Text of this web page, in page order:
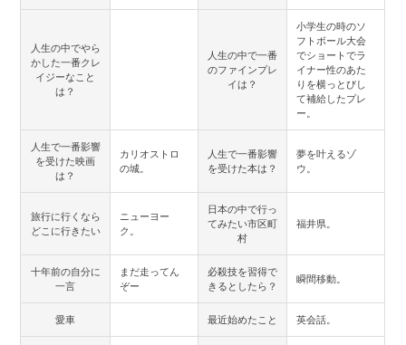
人生の中でやら
かした一番クレ
イジーなこと
は？
人生の中で一番
のファインプレ
イは？
小学生の時のソ
フトボール大会
でショートでラ
イナー性のあた
りを横っとびし
て補給したプレ
ー。
人生で一番影響
を受けた映画
は？
カリオストロ
の城。
人生で一番影響
を受けた本は？
夢を叶えるゾ
ウ。
旅行に行くなら
どこに行きたい
ニューヨー
ク。
日本の中で行っ
てみたい市区町
村
福井県。
十年前の自分に
一言
まだ走ってん
ぞー
必殺技を習得で
きるとしたら？
瞬間移動。
愛車 最近始めたこと 英会話。